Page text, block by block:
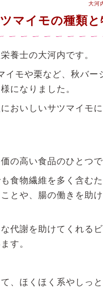
マイモの種類と
大河
養士の大河内です。
イモや栗など、秋バー
になりました。
おいしいサツマイモ
の高い食品のひとつ
食物繊維を多く含む
とや、腸の働きを助
代謝を助けてくれる
す。
、ほくほく系やしっ